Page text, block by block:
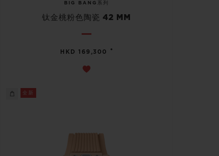
BIG BANG系列
钛金桃粉色陶瓷 42 MM
HKD 169,300 •
全新